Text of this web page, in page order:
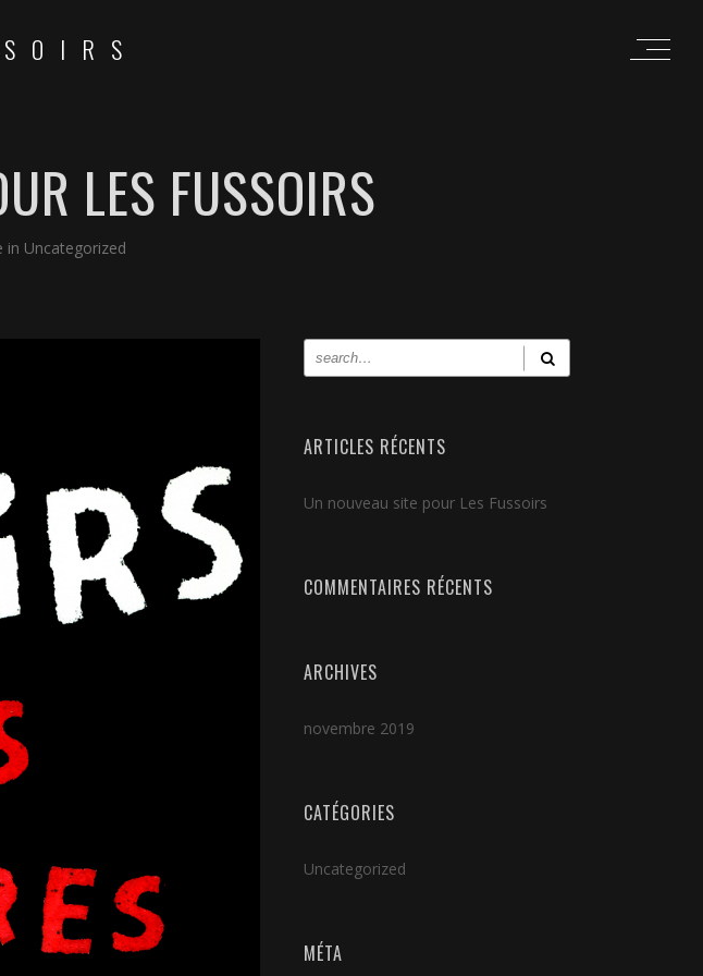
LES FUSSOIRS
in Uncategorized
ARTICLES RÉCENTS
Un nouveau site pour Les Fussoirs
COMMENTAIRES RÉCENTS
ARCHIVES
novembre 2019
CATÉGORIES
Uncategorized
MÉTA